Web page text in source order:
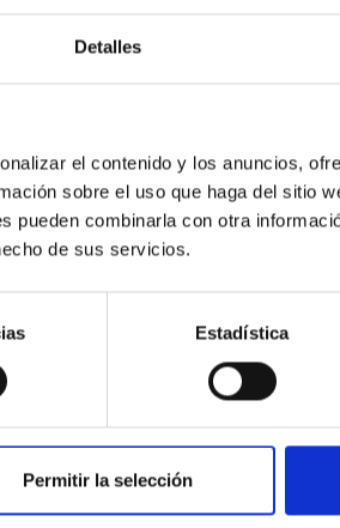
Detalles
el contenido y los anuncios,
sobre el uso que haga del sitio
pueden combinarla con otra
de sus servicios.
Estadística
Permitir la selección
policy
Privacy policy
Legal notice
Cookies policy
Accessibility